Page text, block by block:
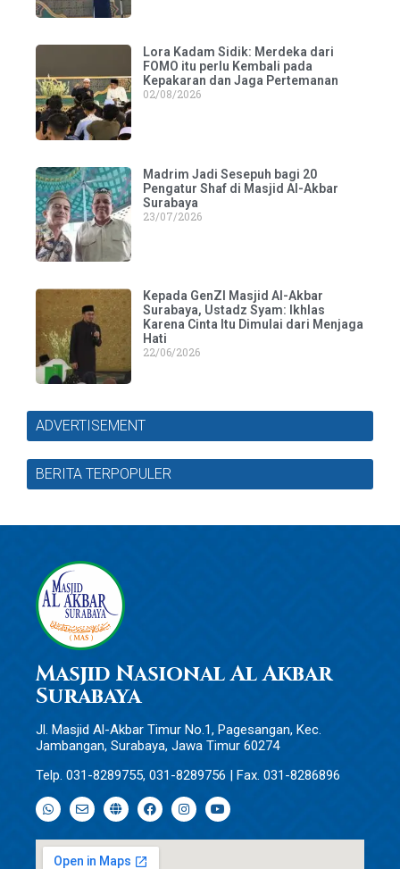
Lora Kadam Sidik: Merdeka dari
FOMO itu perlu Kembali pada
Kepakaran dan Jaga Pertemanan
02/08/2026
Madrim Jadi Sesepuh bagi 20
Pengatur Shaf di Masjid Al-Akbar
Surabaya
23/07/2026
Kepada GenZI Masjid Al-Akbar
Surabaya, Ustadz Syam: Ikhlas
Karena Cinta Itu Dimulai dari Menjaga
Hati
22/06/2026
ADVERTISEMENT
BERITA TERPOPULER
Masjid Nasional Al Akbar
Surabaya
Jl. Masjid Al-Akbar Timur No.1, Pagesangan, Kec.
Jambangan, Surabaya, Jawa Timur 60274
Telp. 031-8289755, 031-8289756 | Fax. 031-8286896